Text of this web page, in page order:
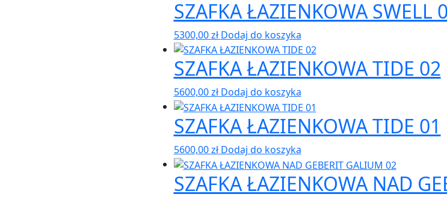
SZAFKA ŁAZIENKOWA SWELL
5300,00zł Dodaj do koszyka
SZAFKA ŁAZIENKOWA TIDE 02
5600,00zł Dodaj do koszyka
SZAFKA ŁAZIENKOWA TIDE 01
5600,00zł Dodaj do koszyka
SZAFKA ŁAZIENKOWA NAD